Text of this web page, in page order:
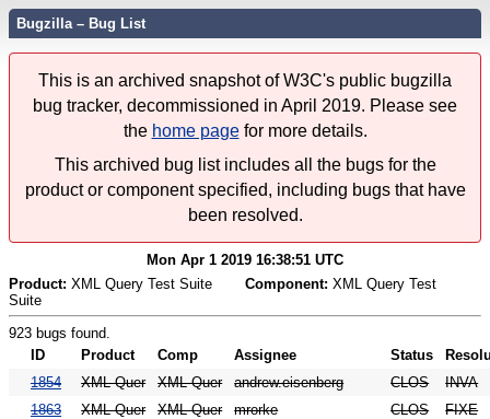
Bugzilla – Bug List
This is an archived snapshot of W3C's public bugzilla
bug tracker, decommissioned in April 2019. Please see
the home pagefor more details.
This archived bug list includes all the bugs for the
product or component specified, including bugs that have
been resolved.
Mon Apr 1 2019 16:38:51 UTC
Product: XML Query Test Suite Component: XML Query Test
Suite
923 bugs found.
ID
Product Comp Assignee Status
1854
XML Quer XML Quer andrew.eisenberg CLOS
INVA
1863
XML Quer XML Quer mrorke CLOS
FIXE